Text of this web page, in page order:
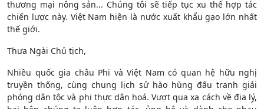
thương mại nông sản... Chúng tôi sẽ tiếp tục xu thế hợp tác
chiến lược này. Việt Nam hiện là nước xuất khẩu gạo lớn nhất
thế giới.
Thưa Ngài Chủ tịch,
Nhiều quốc gia châu Phi và Việt Nam có quan hệ hữu nghị
truyền thống, cùng chung lịch sử hào hùng đấu tranh giải
phóng dân tộc và phi thực dân hoá. Vượt qua xa cách về địa lý,